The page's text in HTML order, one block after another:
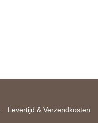
Levertijd & Verzendkosten